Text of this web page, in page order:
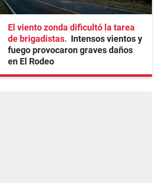
El viento zonda dificultó la tarea
de brigadistas
Intensos vientos y
fuego provocaron graves daños
en El Rodeo